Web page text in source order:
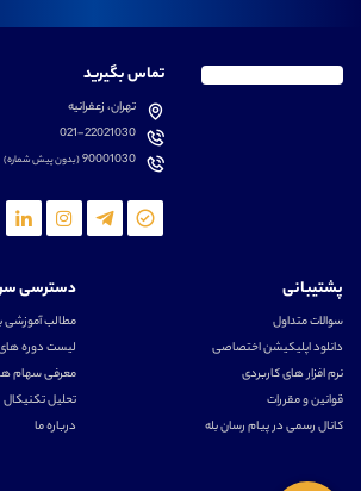
تماس بگیرید
تهران، زعفرانیه
021-22021030
90001030(بدون پیش شماره)
پشتیبانی
سوالات متداول
دانلود اپلیکیشن اختصاصی
نرم افزار های کاربردی
قوانین و مقررات
کانال رسمی در پیام رسان بله
دسترسی
مطالب
لیست دوره
معرفی سهام
تحلیل تکنیکال
درباره ما